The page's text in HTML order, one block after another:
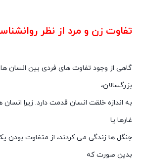
تفاوت زن و مرد از نظر
گاهی از وجود تفاوت های فردی بین انسان
بزرگسالان،
به اندازه خلقت انسان قدمت دارد. زیرا انسان
غارها یا
جنگل ها زندگی می کردند، از متفاوت بودن
بدین صورت که